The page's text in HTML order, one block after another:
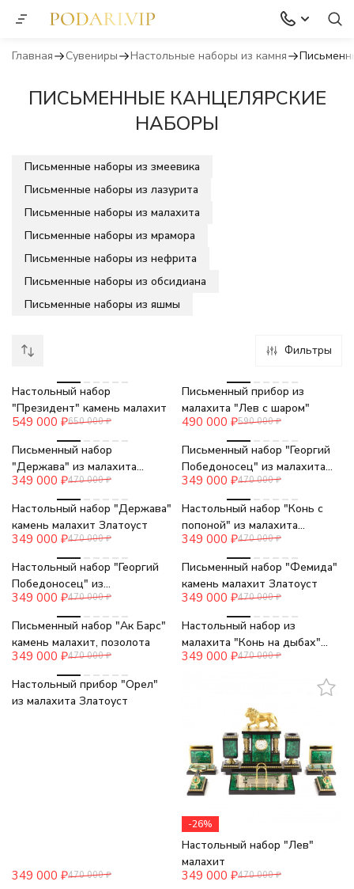
Главная Сувениры Настольные наборы из камня
ПИСЬМЕННЫЕ КАНЦЕЛЯРСКИЕ
НАБОРЫ
Письменные наборы из змеевика
Письменные наборы из лазурита
Письменные наборы из малахита
Письменные наборы из мрамора
Письменные наборы из нефрита
Письменные наборы из обсидиана
Письменные наборы из яшмы
Фильтры
Настольный набор
"Президент" камень малахит
549 000 ₽650 000 ₽
Письменный прибор из
малахита "Лев с шаром"
490 000 ₽590 000 ₽
-26%
Письменный набор
"Держава" из малахита
Златоуст
349 000 ₽470 000 ₽
-26%
Письменный набор "Георгий
Победоносец" из малахита
Златоуст
349 000 ₽470 000 ₽
-26%
Настольный набор "Держава"
камень малахит Златоуст
349 000 ₽470 000 ₽
-26%
Настольный набор "Конь с
попоной" из малахита
Златоуст
349 000 ₽470 000 ₽
-26%
Настольный набор "Георгий
Победоносец" из
натурального малахита
349 000 ₽470 000 ₽
-26%
Письменный набор "Фемида"
камень малахит Златоуст
349 000 ₽470 000 ₽
-26%
Письменный набор "Ак Барс"
камень малахит, позолота
349 000 ₽470 000 ₽
-26%
Настольный набор из
малахита "Конь на дыбах"
Златоуст
349 000 ₽470 000 ₽
-26%
Настольный прибор "Орел"
из малахита Златоуст
349 000 ₽470 000 ₽
-26%
Настольный набор "Лев"
малахит
349 000 ₽470 000 ₽
-15% -28%